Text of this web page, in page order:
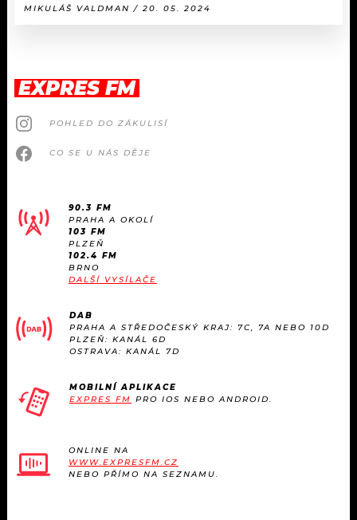
MIKULÁŠ VALDMAN / 20. 05. 2024
EXPRES FM
POHLED DO ZÁKULISÍ
CO SE U NÁS DĚJE
90.3 FM
PRAHA A OKOLÍ
103 FM
PLZEŇ
102.4 FM
BRNO
DALŠÍ VYSÍLAČE
DAB
PRAHA A STŘEDOČESKÝ KRAJ: 7C, 7A NEBO 10D
PLZEŇ: KANÁL 6D
OSTRAVA: KANÁL 7D
MOBILNÍ APLIKACE
EXPRES FM PRO IOS NEBO ANDROID.
ONLINE NA
WWW.EXPRESFM.CZ
NEBO PŘÍMO NA SEZNAMU.